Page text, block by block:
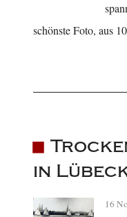
schönste Foto, aus
in
16